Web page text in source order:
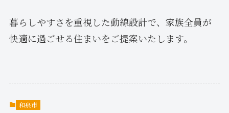
暮らしやすさを重視した動線設計で、家族全員が
快適に過ごせる住まいをご提案いたします。
和泉市